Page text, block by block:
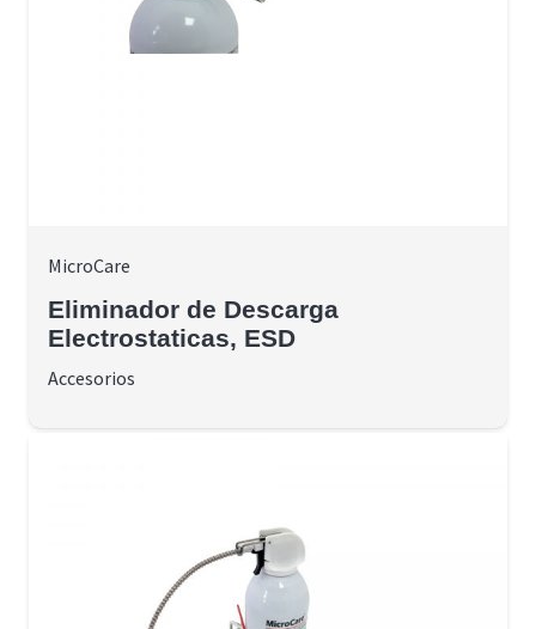
MicroCare
Eliminador de Descarga
Electrostaticas, ESD
Accesorios